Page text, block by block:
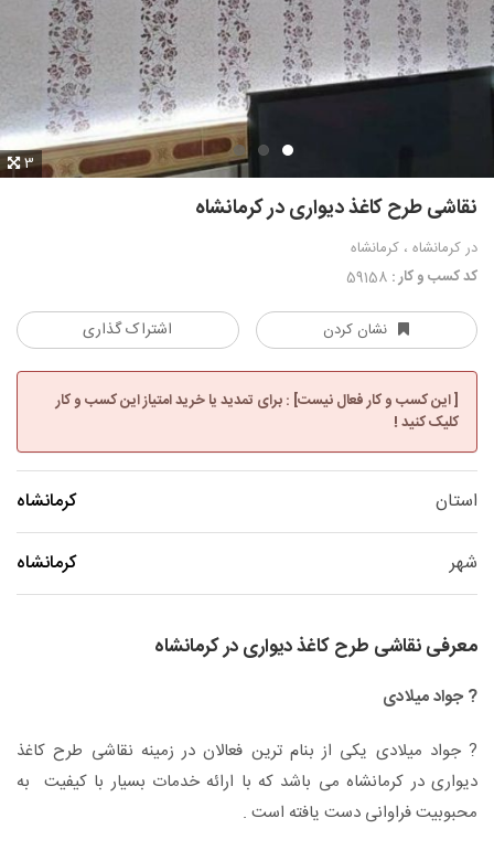
3
نقاشی طرح کاغذ دیواری در کرمانشاه
در کرمانشاه ، کرمانشاه
کد کسب و کار :
نشان کردن اشتراک گذاری
[ این کسب و کار فعال نیست] : برای تمدید یا خرید امتیاز این کسب و کار
کلیک کنید !
استان کرمانشاه
شهر کرمانشاه
معرفی نقاشی طرح کاغذ دیواری در کرمانشاه
? جواد میلادی
? جواد میلادی یکی از بنام ترین فعالان در زمینه نقاشی طرح کاغذ
دیواری در کرمانشاه می باشد که با ارائه خدمات بسیار با کیفیت به
محبوبیت فراوانی دست یافته است .